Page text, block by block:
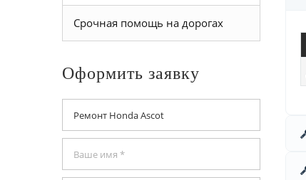
Срочная помощь на дорогах
Оформить заявку